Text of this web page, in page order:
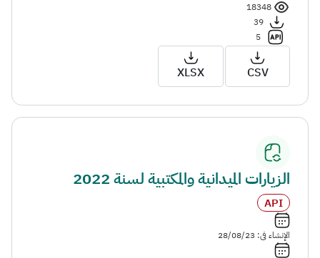
18348
39
5
CSV
XLSX
الزيارات الميدانية والمكتبية لسنة 2022
API
الإنشاء فى: 28/08/23